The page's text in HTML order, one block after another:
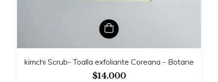
kimchi Scrub- Toalla exfoliante Coreana - Botane
$14.000